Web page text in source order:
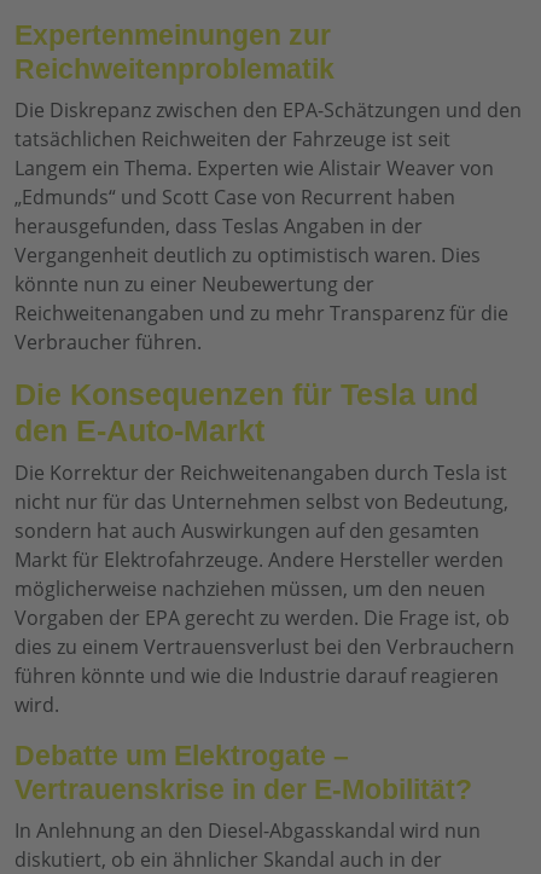
Expertenmeinungen zur
Reichweitenproblematik
Die Diskrepanz zwischen den EPA-Schätzungen und den
tatsächlichen Reichweiten der Fahrzeuge ist seit
Langem ein Thema. Experten wie Alistair Weaver von
„Edmunds“ und Scott Case von Recurrent haben
herausgefunden, dass Teslas Angaben in der
Vergangenheit deutlich zu optimistisch waren. Dies
könnte nun zu einer Neubewertung der
Reichweitenangaben und zu mehr Transparenz für die
Verbraucher führen.
Die Konsequenzen für Tesla und
den E-Auto-Markt
Die Korrektur der Reichweitenangaben durch Tesla ist
nicht nur für das Unternehmen selbst von Bedeutung,
sondern hat auch Auswirkungen auf den gesamten
Markt für Elektrofahrzeuge. Andere Hersteller werden
möglicherweise nachziehen müssen, um den neuen
Vorgaben der EPA gerecht zu werden. Die Frage ist, ob
dies zu einem Vertrauensverlust bei den Verbrauchern
führen könnte und wie die Industrie darauf reagieren
wird.
Debatte um Elektrogate –
Vertrauenskrise in der E-Mobilität?
In Anlehnung an den Diesel-Abgasskandal wird nun
diskutiert, ob ein ähnlicher Skandal auch in der